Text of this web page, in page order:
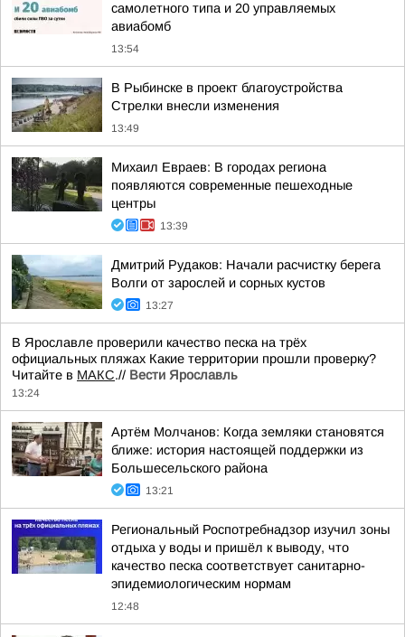
самолетного типа и 20 управляемых
авиабомб
13:54
В Рыбинске в проект благоустройства
Стрелки внесли изменения
13:49
Михаил Евраев: В городах региона
появляются современные пешеходные
центры
13:39
Дмитрий Рудаков: Начали расчистку берега
Волги от зарослей и сорных кустов
13:27
В Ярославле проверили качество песка на трёх
официальных пляжах Какие территории прошли проверку?
Читайте в МАКС.// Вести Ярославль
13:24
Артём Молчанов: Когда земляки становятся
ближе: история настоящей поддержки из
Большесельского района
13:21
Региональный Роспотребнадзор изучил зоны
отдыха у воды и пришёл к выводу, что
качество песка соответствует санитарно-
эпидемиологическим нормам
12:48